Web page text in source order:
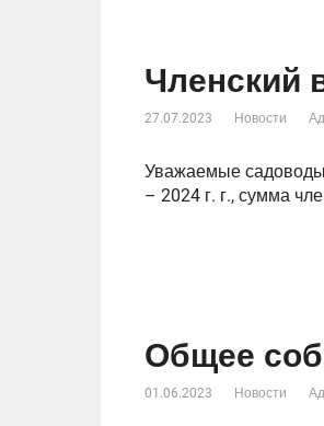
Членский
27.07.2023 Новости
Уважаемые
– 2024 г. г., сумма
Общее
01.06.2023 Новости